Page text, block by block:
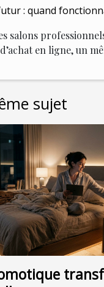
: quand
salons
en ligne, un
sujet